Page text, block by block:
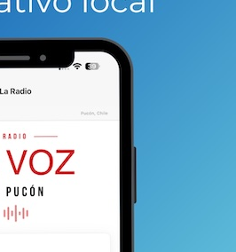
la necesidad de
torno al cierre del brazo.
de fondo: ¿el brazo
porque según la DGA es